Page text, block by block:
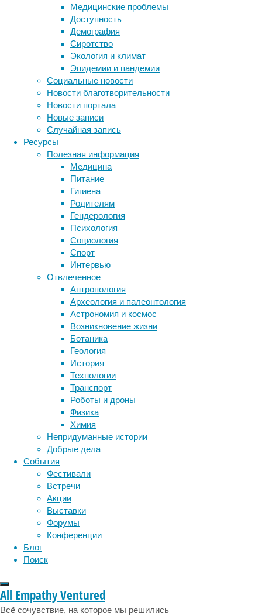
Медицинские проблемы
Доступность
Демография
Сиротство
Экология и климат
Эпидемии и пандемии
Социальные новости
Новости благотворительности
Новости портала
Новые записи
Случайная запись
Ресурсы
Полезная информация
Медицина
Питание
Гигиена
Родителям
Гендерология
Психология
Социология
Спорт
Интервью
Отвлеченное
Антропология
Археология и палеонтология
Астрономия и космос
Возникновение жизни
Ботаника
Геология
История
Технологии
Транспорт
Роботы и дроны
Физика
Химия
Непридуманные истории
Добрые дела
События
Фестивали
Встречи
Акции
Выставки
Форумы
Конференции
Блог
Поиск
All Empathy Ventured
Всё сочувствие, на которое мы решились
типа
женщин.
Факторами
риска
развития
диабета
считаются
семейный
анамнез,
ожирение,
неправильное
питание
и
низкая
физическая
активность.
Однако
новые
данные
указывают,
депрессия
цинизм
также
связаны
с
повышенным
риском
болезни.
Кроме
того,
высокий
уровень
с
высоким
Метки
ДНК бактерии биология
биотехнология вирусы
генетика дети
здоровье
инструменты и методы
исследования
лекарства медицина
мозг наука неврология
нейробиология
нейрофизиология
поведение
сон социальные проблемы
физиология
эмоции эпидемия